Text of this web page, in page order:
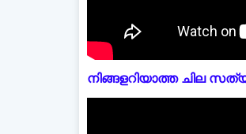
നിങ്ങളറിയാത്ത ചില